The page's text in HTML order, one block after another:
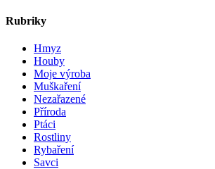
Rubriky
Hmyz
Houby
Moje výroba
Muškaření
Nezařazené
Příroda
Ptáci
Rostliny
Rybaření
Savci